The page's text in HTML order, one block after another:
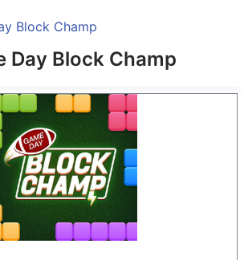
Day Block Champ
Block Champ